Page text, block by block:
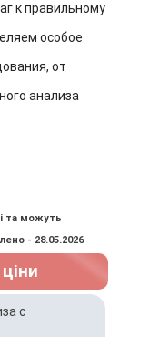
к правильному
особое
от
анализа
та можуть
- 28.05.2026
с